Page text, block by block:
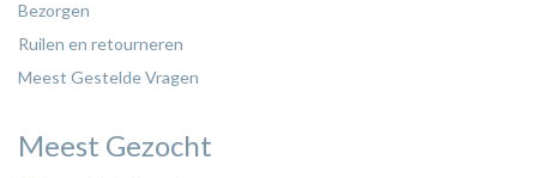
Bezorgen
Ruilen en retourneren
Meest Gestelde Vragen
Meest Gezocht